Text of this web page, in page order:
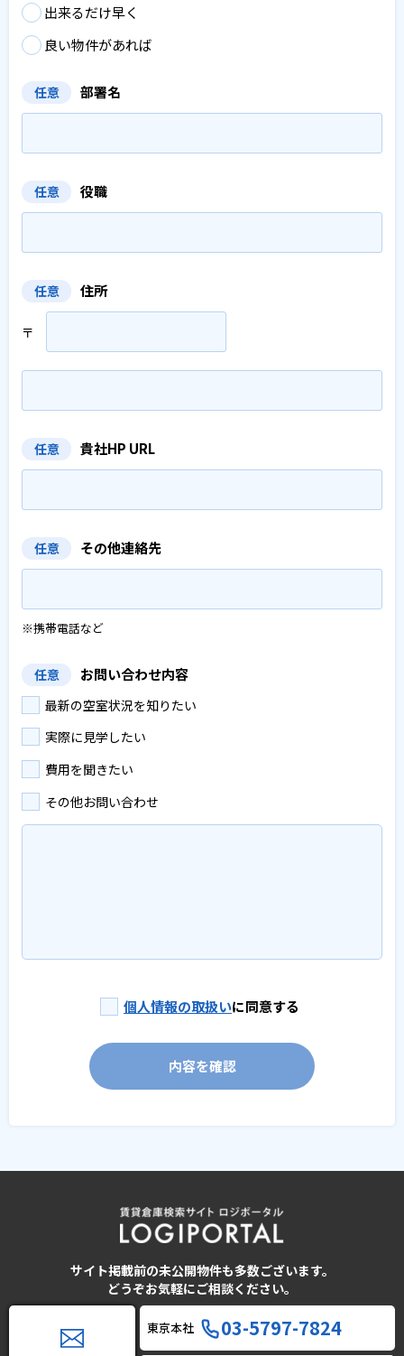
出来るだけ早く
良い物件があれば
任意 部署名
任意 役職
任意 住所
〒
任意 貴社HP URL
任意 その他連絡先
※携帯電話など
任意 お問い合わせ内容
最新の空室状況を知りたい
実際に見学したい
費用を聞きたい
その他お問い合わせ
個人情報の取扱いに同意する
内容を確認
サイト掲載前の未公開物件も多数ございます。
どうぞお気軽にご相談ください。
東京本社 03-5797-7824